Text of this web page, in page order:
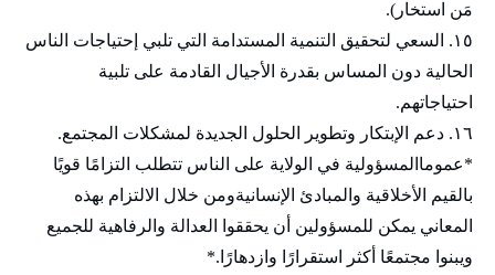
مَن استخار).
١٥. السعي لتحقيق التنمية المستدامة التي تلبي إحتياجات الناس
الحالية دون المساس بقدرة الأجيال القادمة على تلبية
احتياجاتهم.
١٦. دعم الإبتكار وتطوير الحلول الجديدة لمشكلات المجتمع.
*عموماالمسؤولية في الولاية على الناس تتطلب التزامًا قويًا
بالقيم الأخلاقية والمبادئ الإنسانيةومن خلال الالتزام بهذه
المعاني يمكن للمسؤولين أن يحققوا العدالة والرفاهية للجميع
ويبنوا مجتمعًا أكثر استقرارًا وازدهارًا.*